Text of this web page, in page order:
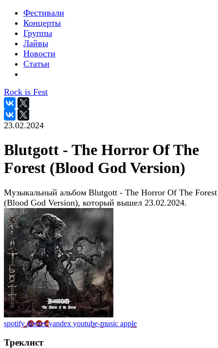
Фестивали
Концерты
Группы
Лайвы
Новости
Статьи
Rock is Fest
23.02.2024
Blutgott - The Horror Of The
Forest (Blood God Version)
Музыкальный альбом Blutgott - The Horror Of The Forest
(Blood God Version), который вышел 23.02.2024.
spotifydeezeryandex youtube-music apple
Треклист